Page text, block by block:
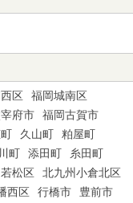
区
福岡城南区
府市
福岡古賀市
久山町
粕屋町
町 添田町
糸田町
松区
北九州小倉北区
西区 行橋市
豊前市